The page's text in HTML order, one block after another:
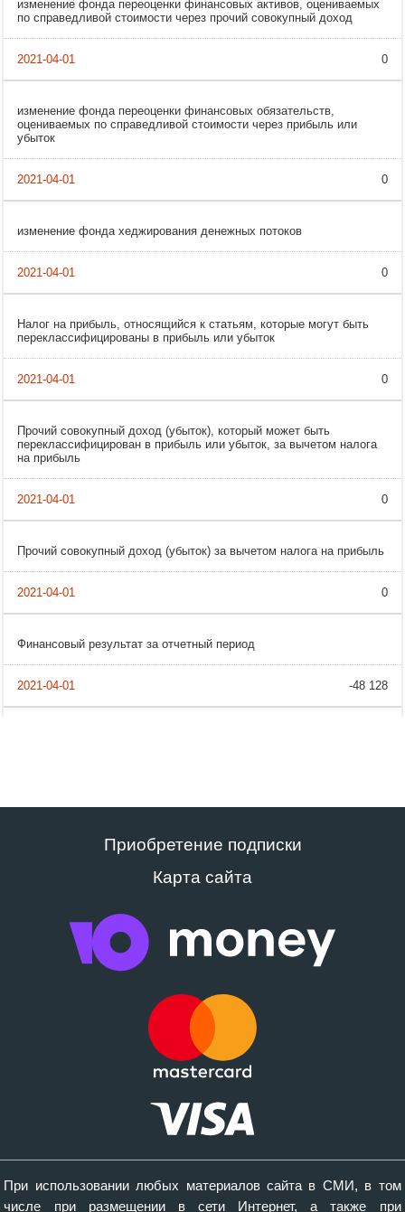
изменение фонда переоценки финансовых активов, оцениваемых
по справедливой стоимости через прочий совокупный доход
0
изменение фонда переоценки финансовых обязательств,
оцениваемых по справедливой стоимости через прибыль или
убыток
0
изменение фонда хеджирования денежных потоков
0
Налог на прибыль, относящийся к статьям, которые могут быть
переклассифицированы в прибыль или убыток
0
Прочий совокупный доход (убыток), который может быть
переклассифицирован в прибыль или убыток, за вычетом налога
на прибыль
0
Прочий совокупный доход (убыток) за вычетом налога на прибыль
0
Финансовый результат за отчетный период
-48 128
Приобретение подписки
Карта сайта
При использовании любых материалов сайта в СМИ, в том
числе при размещении в сети Интернет, а также при